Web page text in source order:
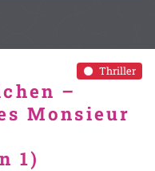
Thriller
–
Monsieur
1)